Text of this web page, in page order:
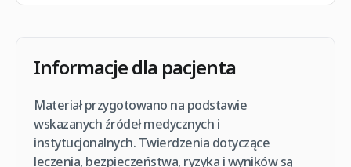
Informacje dla pacjenta
Materiał przygotowano na podstawie
wskazanych źródeł medycznych i
instytucjonalnych. Twierdzenia dotyczące
leczenia, bezpieczeństwa, ryzyka i wyników są